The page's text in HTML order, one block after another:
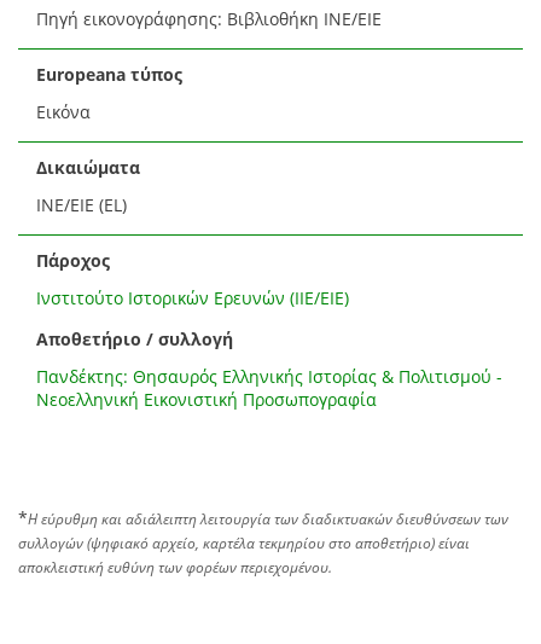
Πηγή εικονογράφησης: Βιβλιοθήκη ΙΝΕ/ΕΙΕ
Europeana τύπος
Εικόνα
Δικαιώματα
ΙΝΕ/ΕΙΕ (EL)
Πάροχος
Ινστιτούτο Ιστορικών Ερευνών (ΙΙΕ/ΕΙΕ)
Αποθετήριο / συλλογή
Πανδέκτης: Θησαυρός Ελληνικής Ιστορίας & Πολιτισμού -
Νεοελληνική Εικονιστική Προσωπογραφία
*Η εύρυθμη και αδιάλειπτη λειτουργία των διαδικτυακών διευθύνσεων των
συλλογών (ψηφιακό αρχείο, καρτέλα τεκμηρίου στο αποθετήριο) είναι
αποκλειστική ευθύνη των φορέων περιεχομένου.